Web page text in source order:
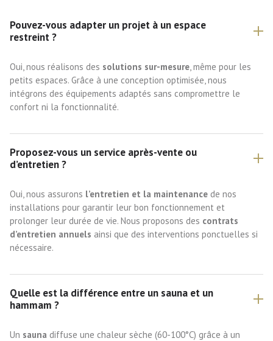
Pouvez-vous adapter un projet à un espace
restreint ?
Oui, nous réalisons des solutions sur-mesure , même pour les
petits espaces. Grâce à une conception optimisée, nous
intégrons des équipements adaptés sans compromettre le
confort ni la fonctionnalité.
Proposez-vous un service après-vente ou
d’entretien ?
Oui, nous assurons l’entretien et la maintenance de nos
installations pour garantir leur bon fonctionnement et
prolonger leur durée de vie. Nous proposons des contrats
d’entretien annuels ainsi que des interventions ponctuelles si
nécessaire.
Quelle est la différence entre un sauna et un
hammam ?
Un sauna diffuse une chaleur sèche (60-100°C) grâce à un